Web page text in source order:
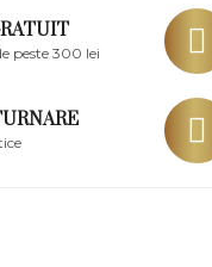
peste 300 lei